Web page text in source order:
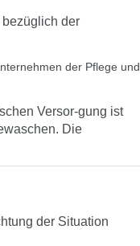
der
der Pflege und
Versor-gung ist
Die
der Situation